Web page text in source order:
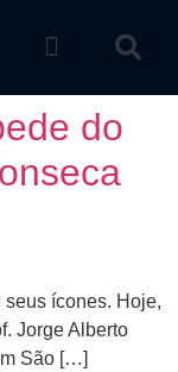
do
ícones. Hoje,
Jorge Alberto
São […]